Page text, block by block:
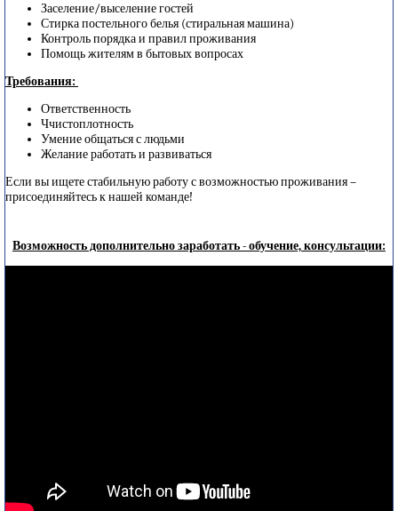
Заселение/выселение гостей
Стирка постельного белья (стиральная машина)
Контроль порядка и правил проживания
Помощь жителям в бытовых вопросах
Требования:
Ответственность
Ччистоплотность
Умение общаться с людьми
Желание работать и развиваться
Если вы ищете стабильную работу с возможностью проживания –
присоединяйтесь к нашей команде!
Возможность дополнительно заработать - обучение, консультации: